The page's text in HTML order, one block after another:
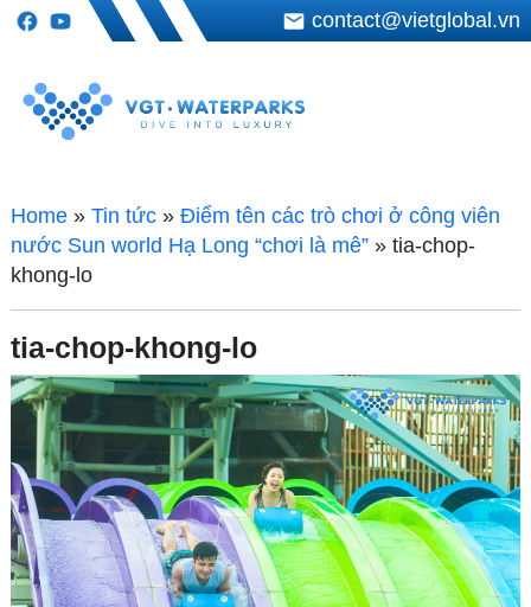
contact@vietglobal.vn
Home» Tin tức» Điểm tên các trò chơi ở công viên
nước Sun world Hạ Long “chơi là mê”» tia-chop-
khong-lo
tia-chop-khong-lo